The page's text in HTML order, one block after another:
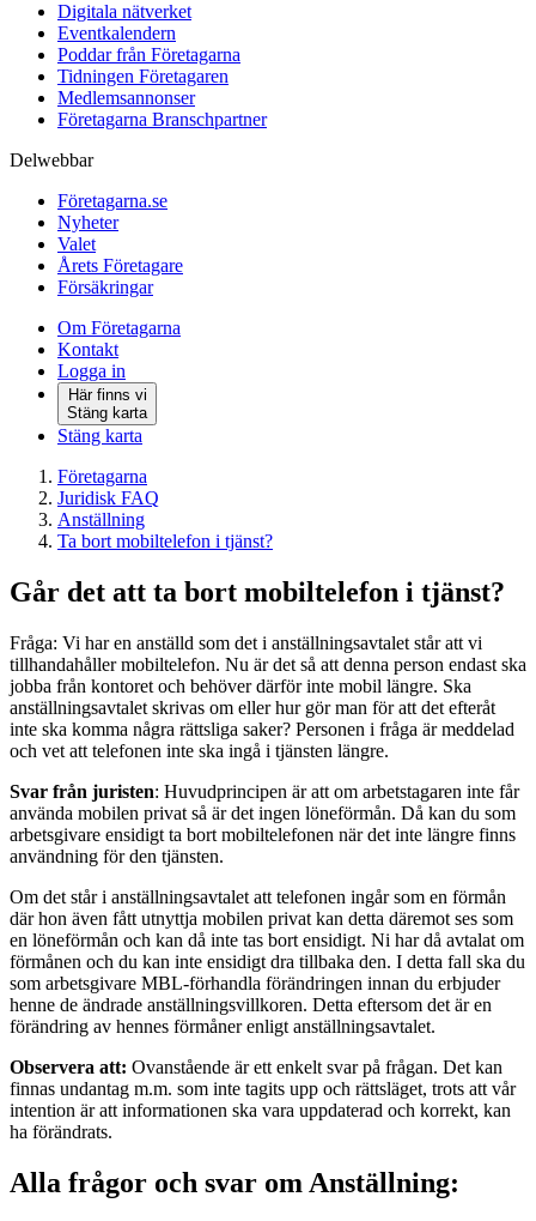
Digitala nätverket
Eventkalendern
Poddar från Företagarna
Tidningen Företagaren
Medlemsannonser
Företagarna Branschpartner
Delwebbar
Företagarna.se
Nyheter
Valet
Årets Företagare
Försäkringar
Om Företagarna
Kontakt
Logga in
Här finns vi
Stäng karta
Stäng karta
Företagarna
Juridisk FAQ
Anställning
Ta bort mobiltelefon i tjänst?
Går det att ta bort mobiltelefon i tjänst?
Fråga: Vi har en anställd som det i anställningsavtalet står att vi
tillhandahåller mobiltelefon. Nu är det så att denna person endast ska
jobba från kontoret och behöver därför inte mobil längre. Ska
anställningsavtalet skrivas om eller hur gör man för att det efteråt
inte ska komma några rättsliga saker? Personen i fråga är meddelad
och vet att telefonen inte ska ingå i tjänsten längre.
Svar från juristen: Huvudprincipen är att om arbetstagaren inte får
använda mobilen privat så är det ingen löneförmån. Då kan du som
arbetsgivare ensidigt ta bort mobiltelefonen när det inte längre finns
användning för den tjänsten.
Om det står i anställningsavtalet att telefonen ingår som en förmån
där hon även fått utnyttja mobilen privat kan detta däremot ses som
en löneförmån och kan då inte tas bort ensidigt. Ni har då avtalat om
förmånen och du kan inte ensidigt dra tillbaka den. I detta fall ska du
som arbetsgivare MBL-förhandla förändringen innan du erbjuder
henne de ändrade anställningsvillkoren. Detta eftersom det är en
förändring av hennes förmåner enligt anställningsavtalet.
Observera att: Ovanstående är ett enkelt svar på frågan. Det kan
finnas undantag m.m. som inte tagits upp och rättsläget, trots att vår
intention är att informationen ska vara uppdaterad och korrekt, kan
ha förändrats.
Alla frågor och svar om Anställning: